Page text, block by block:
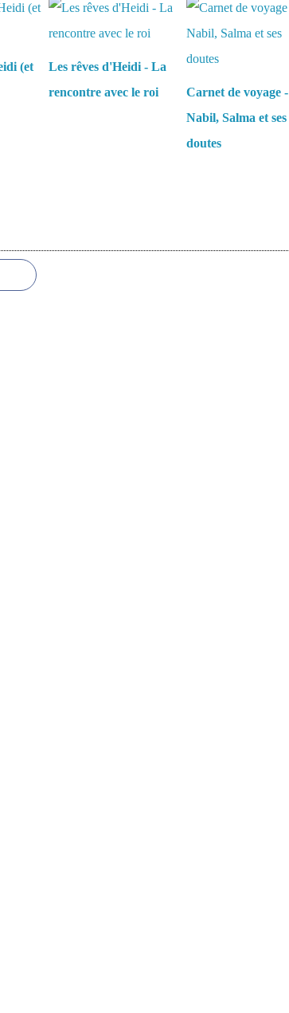
(et
Les rêves d'Heidi - La
rencontre avec le roi
Carnet de voyage -
Nabil, Salma et ses
doutes